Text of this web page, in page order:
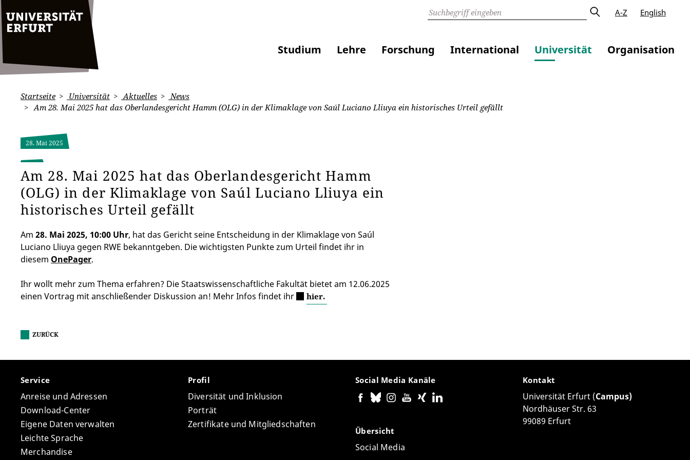
A-Z English
Studium Lehre Forschung International Universität Organisation
Startseite Universität Aktuelles
News
Am 28. Mai 2025 hat das Oberlandesgericht Hamm (OLG) in der Klimaklage von Saúl Luciano Lliuya ein historisches Urteil gefällt
28. Mai 2025
Am 28. Mai 2025 hat das Oberlandesgericht Hamm
(OLG) in der Klimaklage von Saúl Luciano Lliuya ein
historisches Urteil gefällt
Am 28. Mai 2025, 10:00 Uhr, hat das Gericht seine Entscheidung in der Klimaklage von Saúl
Luciano Lliuya gegen RWE bekanntgeben. Die wichtigsten Punkte zum Urteil findet ihr in
diesem OnePager.
Ihr wollt mehr zum Thema erfahren? Die Staatswissenschaftliche Fakultät bietet am 12.06.2025
einen Vortrag mit anschließender Diskussion an! Mehr Infos findet ihr
hier.
ZURÜCK
Service
Anreise und Adressen
Download-Center
Eigene Daten verwalten
Leichte Sprache
Merchandise
Profil
Diversität und Inklusion
Porträt
Zertifikate und Mitgliedschaften
Social Media Kanäle
Übersicht
Social Media
Kontakt
Universität Erfurt (Campus)
Nordhäuser Str. 63
99089 Erfurt